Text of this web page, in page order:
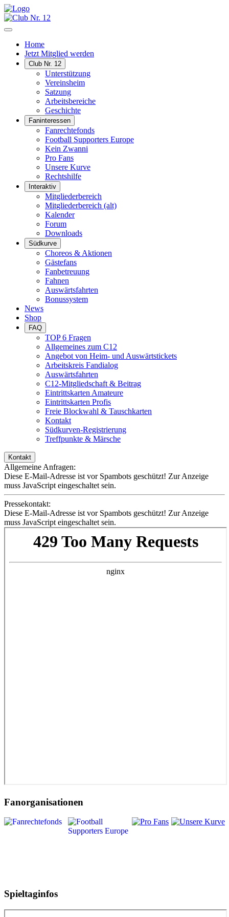
Home
Jetzt Mitglied werden
Club Nr. 12
Unterstützung
Vereinsheim
Satzung
Arbeitsbereiche
Geschichte
Faninteressen
Fanrechtefonds
Football Supporters Europe
Kein Zwanni
Pro Fans
Unsere Kurve
Rechtshilfe
Interaktiv
Mitgliederbereich
Mitgliederbereich (alt)
Kalender
Forum
Downloads
Südkurve
Choreos & Aktionen
Gästefans
Fanbetreuung
Fahnen
Auswärtsfahrten
Bonussystem
News
Shop
FAQ
TOP 6 Fragen
Allgemeines zum C12
Angebot von Heim- und Auswärtstickets
Arbeitskreis Fandialog
Auswärtsfahrten
C12-Mitgliedschaft & Beitrag
Eintrittskarten Amateure
Eintrittskarten Profis
Freie Blockwahl & Tauschkarten
Kontakt
Südkurven-Registrierung
Treffpunkte & Märsche
Kontakt
Allgemeine Anfragen:
Diese E-Mail-Adresse ist vor Spambots geschützt! Zur Anzeige
muss JavaScript eingeschaltet sein.
Pressekontakt:
Diese E-Mail-Adresse ist vor Spambots geschützt! Zur Anzeige
muss JavaScript eingeschaltet sein.
Fanorganisationen
Spieltaginfos